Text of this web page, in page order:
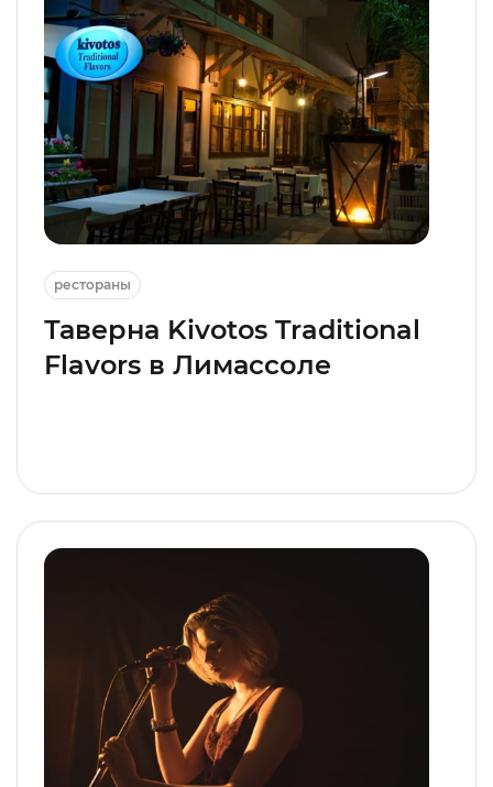
рестораны
Таверна Kivotos Traditional
Flavors в Лимассоле